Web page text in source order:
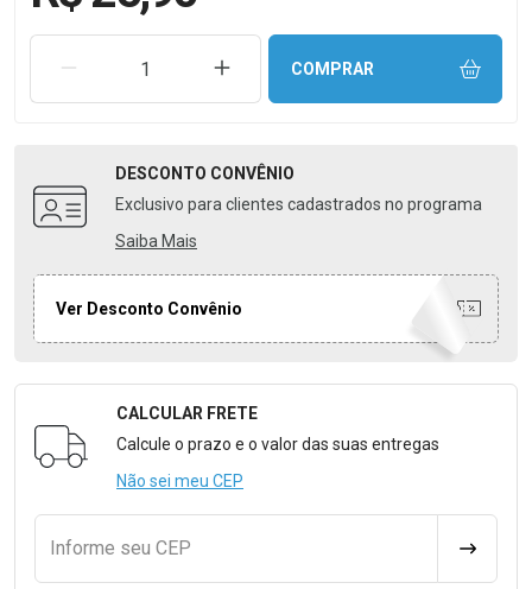
REMOVER UMA UNIDADEAUMENTAR UMA UNIDADE
COMPRAR
DESCONTO CONVÊNIO
Exclusivo para clientes cadastrados no programa
Saiba Mais
Ver Desconto Convênio
Formulário para Calcular o Frete
CALCULAR FRETE
Calcule o prazo e o valor das suas entregas
Não sei meu CEP
Informe seu CEP